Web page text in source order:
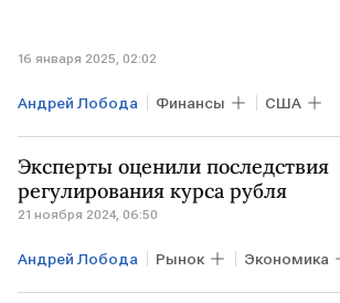
16 января 2025, 02:02
Андрей Лобода Финансы США
ВЕЛИКОБРИТАНИЯ Владимир Путин
BitRiver
Эксперты оценили последствия
регулирования курса рубля
21 ноября 2024, 06:50
Андрей Лобода Рынок Экономика
РФ Андрей Верников